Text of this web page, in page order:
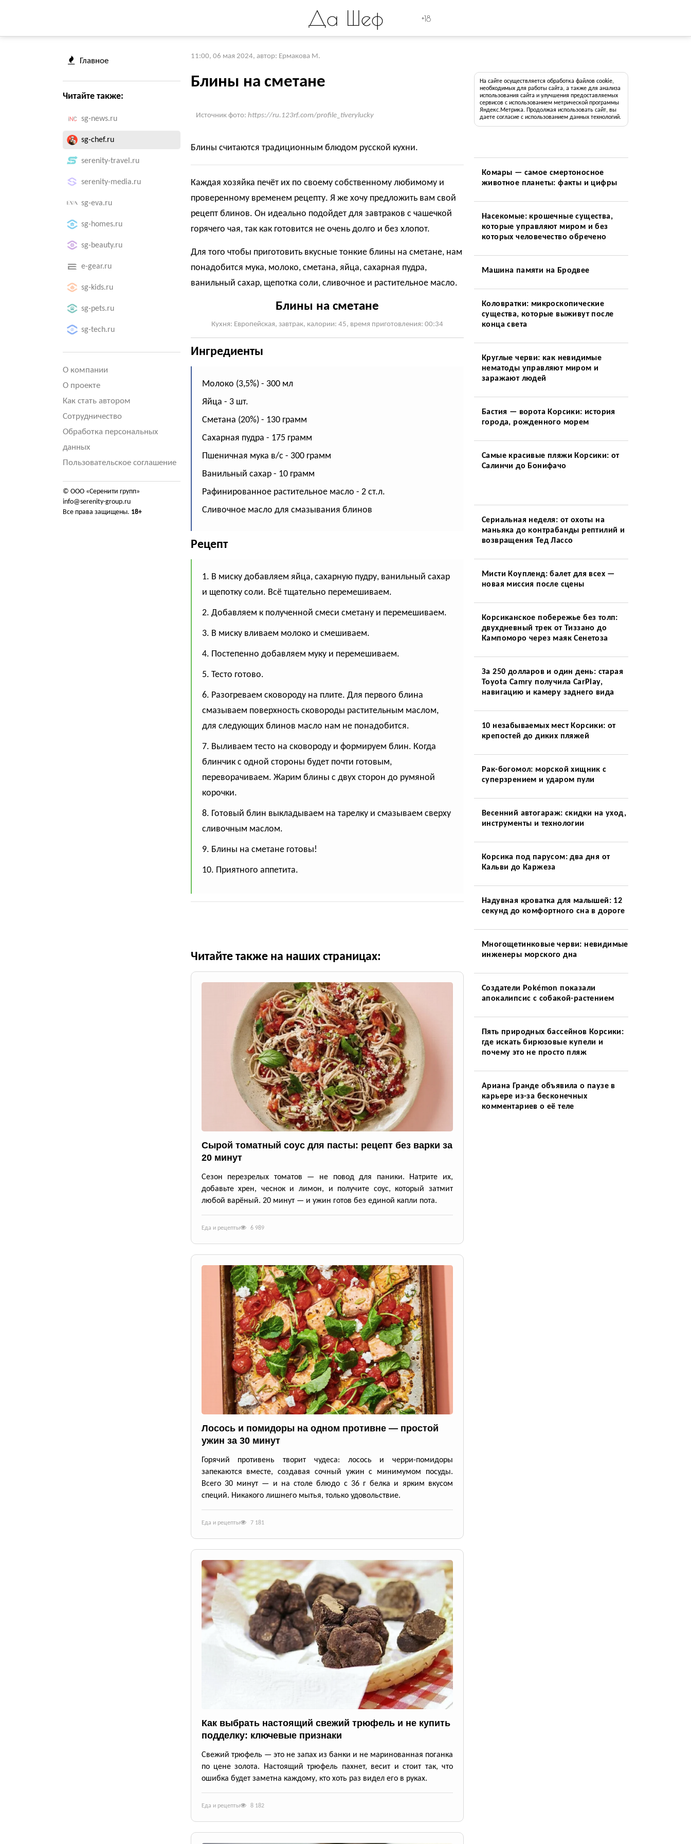
Да Шеф +18
Главное
Читайте также:
sg-news.ru
sg-chef.ru
serenity-travel.ru
serenity-media.ru
sg-eva.ru
sg-homes.ru
sg-beauty.ru
e-gear.ru
sg-kids.ru
sg-pets.ru
sg-tech.ru
О компании
О проекте
Как стать автором
Сотрудничество
Обработка персональных
данных
Пользовательское соглашение
© ООО «Серенити групп»
info@serenity-group.ru
Все права защищены. 18+
11:00, 06 мая 2024, автор: Ермакова М.
Блины на сметане
Источник фото: https://ru.123rf.com/profile_tiverylucky
Блины считаются традиционным блюдом русской кухни.
Каждая хозяйка печёт их по своему собственному любимому и
проверенному временем рецепту. Я же хочу предложить вам свой
рецепт блинов. Он идеально подойдет для завтраков с чашечкой
горячего чая, так как готовится не очень долго и без хлопот.
Для того чтобы приготовить вкусные тонкие блины на сметане, нам
понадобится мука, молоко, сметана, яйца, сахарная пудра,
ванильный сахар, щепотка соли, сливочное и растительное масло.
Блины на сметане
Кухня: Европейская, завтрак, калории: 45, время приготовления: 00:34
Ингредиенты
Молоко (3,5%) - 300 мл
Яйца - 3 шт.
Сметана (20%) - 130 грамм
Сахарная пудра - 175 грамм
Пшеничная мука в/с - 300 грамм
Ванильный сахар - 10 грамм
Рафинированное растительное масло - 2 ст.л.
Сливочное масло для смазывания блинов
Рецепт
1. В миску добавляем яйца, сахарную пудру, ванильный сахар
и щепотку соли. Всё тщательно перемешиваем.
2. Добавляем к полученной смеси сметану и перемешиваем.
3. В миску вливаем молоко и смешиваем.
4. Постепенно добавляем муку и перемешиваем.
5. Тесто готово.
6. Разогреваем сковороду на плите. Для первого блина
смазываем поверхность сковороды растительным маслом,
для следующих блинов масло нам не понадобится.
7. Выливаем тесто на сковороду и формируем блин. Когда
блинчик с одной стороны будет почти готовым,
переворачиваем. Жарим блины с двух сторон до румяной
корочки.
8. Готовый блин выкладываем на тарелку и смазываем сверху
сливочным маслом.
9. Блины на сметане готовы!
10. Приятного аппетита.
Читайте также на наших страницах:
Сырой томатный соус для пасты: рецепт без варки за
20 минут
Сезон перезрелых томатов — не повод для паники. Натрите их,
добавьте хрен, чеснок и лимон, и получите соус, который затмит
любой варёный. 20 минут — и ужин готов без единой капли пота.
Еда и рецепты 6 989
Лосось и помидоры на одном противне — простой
ужин за 30 минут
Горячий противень творит чудеса: лосось и черри-помидоры
запекаются вместе, создавая сочный ужин с минимумом посуды.
Всего 30 минут — и на столе блюдо с 36 г белка и ярким вкусом
специй. Никакого лишнего мытья, только удовольствие.
Еда и рецепты 7 181
Как выбрать настоящий свежий трюфель и не купить
подделку: ключевые признаки
Свежий трюфель — это не запах из банки и не маринованная поганка
по цене золота. Настоящий трюфель пахнет, весит и стоит так, что
ошибка будет заметна каждому, кто хоть раз видел его в руках.
Еда и рецепты 8 182
На сайте осуществляется обработка файлов cookie,
необходимых для работы сайта, а также для анализа
использования сайта и улучшения предоставляемых
сервисов с использованием метрической программы
Яндекс.Метрика. Продолжая использовать сайт, вы
даете согласие с использованием данных технологий.
Комары — самое смертоносное
животное планеты: факты и цифры
Насекомые: крошечные существа,
которые управляют миром и без
которых человечество обречено
Машина памяти на Бродвее
Коловратки: микроскопические
существа, которые выживут после
конца света
Круглые черви: как невидимые
нематоды управляют миром и
заражают людей
Бастия — ворота Корсики: история
города, рожденного морем
Самые красивые пляжи Корсики: от
Салинчи до Бонифачо
Сериальная неделя: от охоты на
маньяка до контрабанды рептилий и
возвращения Тед Лассо
Мисти Коупленд: балет для всех —
новая миссия после сцены
Корсиканское побережье без толп:
двухдневный трек от Тиззано до
Кампоморо через маяк Сенетоза
За 250 долларов и один день: старая
Toyota Camry получила CarPlay,
навигацию и камеру заднего вида
10 незабываемых мест Корсики: от
крепостей до диких пляжей
Рак-богомол: морской хищник с
суперзрением и ударом пули
Весенний автогараж: скидки на уход,
инструменты и технологии
Корсика под парусом: два дня от
Кальви до Каржеза
Надувная кроватка для малышей: 12
секунд до комфортного сна в дороге
Многощетинковые черви: невидимые
инженеры морского дна
Создатели Pokémon показали
апокалипсис с собакой-растением
Пять природных бассейнов Корсики:
где искать бирюзовые купели и
почему это не просто пляж
Ариана Гранде объявила о паузе в
карьере из-за бесконечных
комментариев о её теле